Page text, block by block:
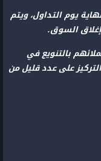
يوم التداول، ويتم
إغلاق السوق.
بالتنويع في
على عدد قليل من